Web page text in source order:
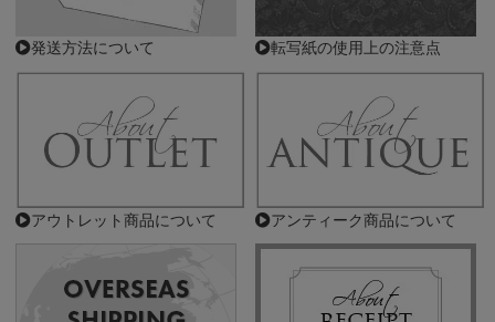
発送方法について 転写紙の使用上の注意点
アウトレット商品について アンティーク商品について